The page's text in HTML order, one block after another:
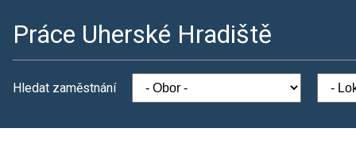
Práce Uherské Hradiště
Hledat zaměstnání